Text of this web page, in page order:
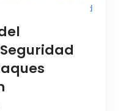
de Seguridad